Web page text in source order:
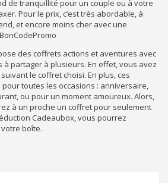
de tranquillité pour un couple ou à votre
Pour le prix, c’est très abordable, à
et encore moins cher avec une
des coffrets actions et aventures avec
partager à plusieurs. En effet, vous avez
le coffret choisi. En plus, ces
toutes les occasions : anniversaire,
ou pour un moment amoureux. Alors,
à un proche un coffret pour seulement
Cadeaubox, vous pourrez
boîte.